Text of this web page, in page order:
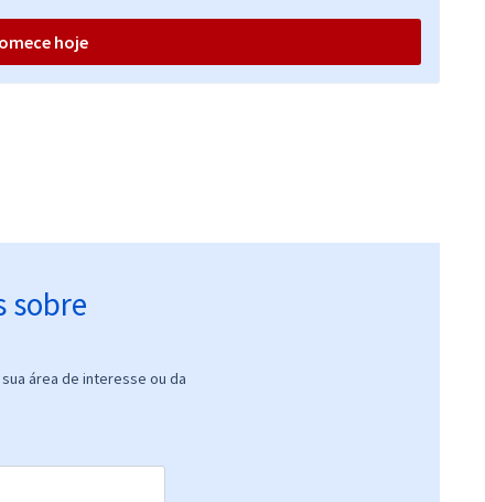
33,19
Economize R$ 99,58
R$ 271,84
(-20%)
hoje
sobre
área de interesse ou da